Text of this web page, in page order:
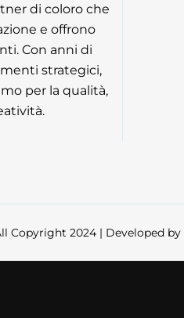
di coloro che
e offrono
Con anni di
strategici,
per la qualità,
Copyright 2024 | Developed by